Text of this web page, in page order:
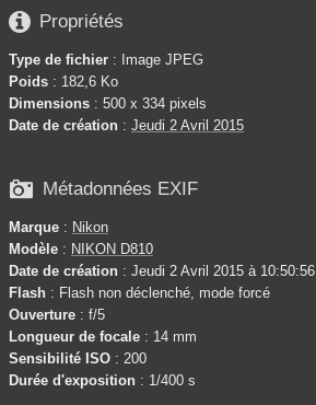
 Propriétés
Type de fichier : Image JPEG
Poids : 182,6 Ko
Dimensions : 500 x 334 pixels
Date de création : Jeudi 2 Avril 2015
 Métadonnées EXIF
Marque : Nikon
Modèle : NIKON D810
Date de création : Jeudi 2 Avril 2015 à 10:50:56
Flash : Flash non déclenché, mode forcé
Ouverture : f/5
Longueur de focale : 14 mm
Sensibilité ISO : 200
Durée d'exposition : 1/400 s